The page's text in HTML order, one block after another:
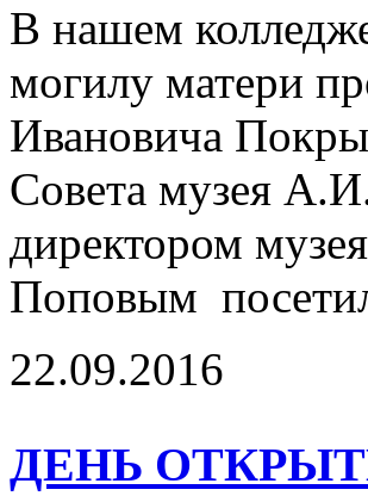
В нашем
могилу матери
Ивановича
Совета музея
директором
Поповым
22.09.2016
ДЕНЬ